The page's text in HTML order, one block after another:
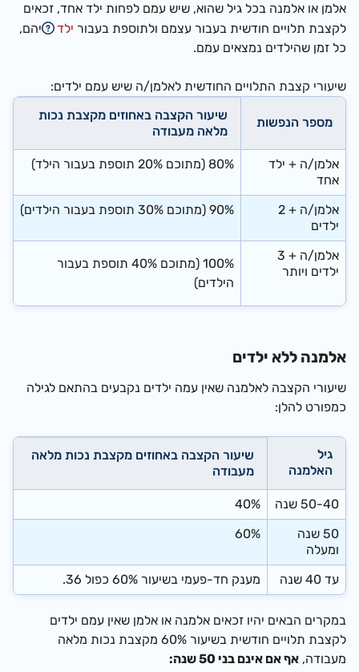
אלמן או אלמנה בכל גיל שהוא, שיש עמם לפחות ילד אחד, זכאים
לקצבת תלויים חודשית בעבור עצמם ולתוספת בעבורילד
יהם,
כל זמן שהילדים נמצאים עמם.
שיעורי קצבת התלויים החודשית לאלמן/ה שיש עמם ילדים:
מספר הנפשות
שיעור הקצבה באחוזים מקצבת נכות
מלאה מעבודה
אלמן/ה + ילד
אחד
80% (מתוכם 20% תוספת בעבור הילד)
אלמן/ה + 2
ילדים
90% (מתוכם 30% תוספת בעבור הילדים)
אלמן/ה + 3
ילדים ויותר
100% (מתוכם 40% תוספת בעבור
הילדים)
אלמנה ללא ילדים
שיעורי הקצבה לאלמנה שאין עמה ילדים נקבעים בהתאם לגילה
כמפורט להלן:
גיל
האלמנה
שיעור הקצבה באחוזים מקצבת נכות מלאה
מעבודה
50-40 שנה
40%
50 שנה
ומעלה
60%
עד 40 שנה מענק חד-פעמי בשיעור 60% כפול 36.
במקרים הבאים יהיו זכאים אלמנה או אלמן שאין עמם ילדים
לקצבת תלויים חודשית בשיעור 60% מקצבת נכות מלאה
מעבודה,אף אם אינם בני 50 שנה: